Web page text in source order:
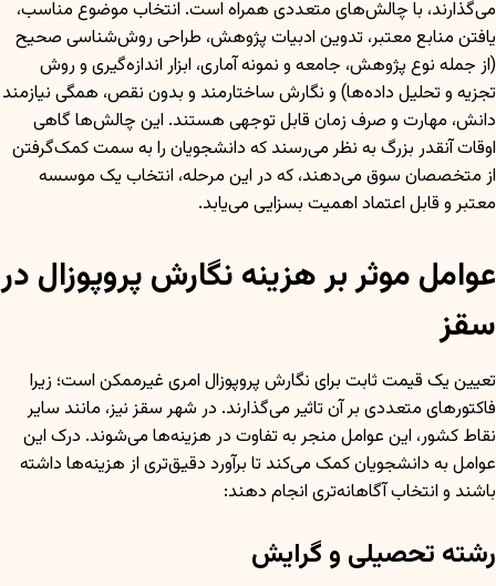
می‌گذارند، با چالش‌های متعددی همراه است. انتخاب موضوع مناسب،
یافتن منابع معتبر، تدوین ادبیات پژوهش، طراحی روش‌شناسی صحیح
(از جمله نوع پژوهش، جامعه و نمونه آماری، ابزار اندازه‌گیری و روش
تجزیه و تحلیل داده‌ها) و نگارش ساختارمند و بدون نقص، همگی نیازمند
دانش، مهارت و صرف زمان قابل توجهی هستند. این چالش‌ها گاهی
اوقات آنقدر بزرگ به نظر می‌رسند که دانشجویان را به سمت کمک‌گرفتن
از متخصصان سوق می‌دهند، که در این مرحله، انتخاب یک موسسه
معتبر و قابل اعتماد اهمیت بسزایی می‌یابد.
عوامل موثر بر هزینه نگارش پروپوزال در
سقز
تعیین یک قیمت ثابت برای نگارش پروپوزال امری غیرممکن است؛ زیرا
فاکتورهای متعددی بر آن تاثیر می‌گذارند. در شهر سقز نیز، مانند سایر
نقاط کشور، این عوامل منجر به تفاوت در هزینه‌ها می‌شوند. درک این
عوامل به دانشجویان کمک می‌کند تا برآورد دقیق‌تری از هزینه‌ها داشته
باشند و انتخاب آگاهانه‌تری انجام دهند:
رشته تحصیلی و گرایش